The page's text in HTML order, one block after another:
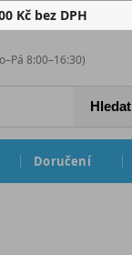
Kč bez DPH
8:00–16:30)
Hledat
Doručení